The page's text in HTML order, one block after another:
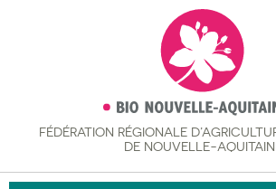
FÉDÉRATION RÉGIONALE
DE NOUVELLE-